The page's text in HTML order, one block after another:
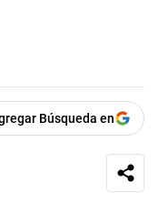
Búsqueda en